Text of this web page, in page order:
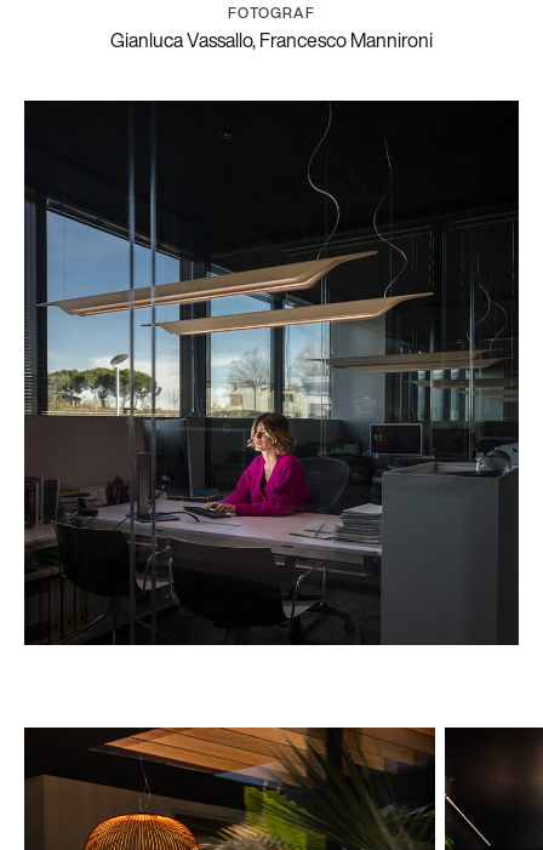
FOTOGRAF
Gianluca Vassallo, Francesco Mannironi